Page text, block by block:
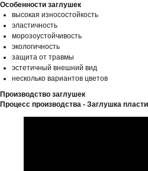
Особенности заглушек
высокая износостойкость
эластичность
морозоустойчивость
экологичность
защита от травмы
эстетичный внешний вид
несколько вариантов цветов
Производство заглушек
Процесс производства - Заглушка